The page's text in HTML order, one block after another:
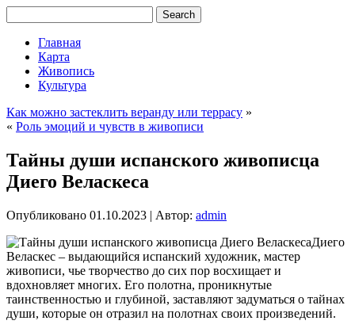
Главная
Карта
Живопись
Культура
Как можно застеклить веранду или террасу »
« Роль эмоций и чувств в живописи
Тайны души испанского живописца
Диего Веласкеса
Опубликовано 01.10.2023 | Автор: admin
Диего
Веласкес – выдающийся испанский художник, мастер
живописи, чье творчество до сих пор восхищает и
вдохновляет многих. Его полотна, проникнутые
таинственностью и глубиной, заставляют задуматься о тайнах
души, которые он отразил на полотнах своих произведений.